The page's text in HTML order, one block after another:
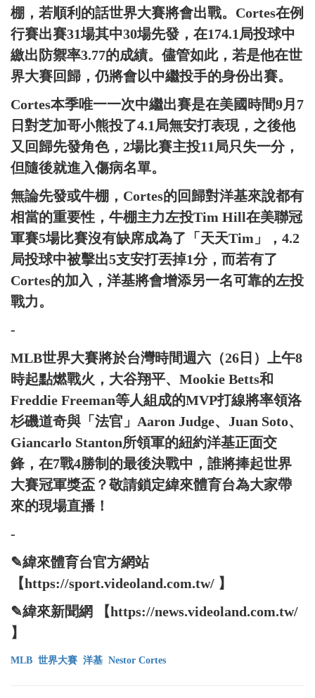
棚，若順利的話世界大賽將會出戰。Cortes在例
行賽出賽31場其中30場先發，在174.1局投球中
繳出防禦率3.77的成績。儘管如此，若是他在世
界大賽回歸，仍將會以中繼投手的身份出賽。
Cortes本季唯一一次中繼出賽是在美國時間9月7
日對芝加哥小熊投了4.1局無安打表現，之後他
又回歸先發角色，2場比賽主投11局只失一分，
但隨後就進入傷病名單。
無論先發或牛棚，Cortes的回歸對洋基來說都有
相當的重要性，牛棚主力左投Tim Hill在美聯冠
軍賽5場比賽沒有缺席成為了「天天Tim」，4.2
局投球中被擊出5支安打丟掉1分，而若有了
Cortes的加入，洋基將會增添另一名可靠的左投
戰力。
-
MLB世界大賽將於台灣時間週六（26日）上午8
時起點燃戰火，大谷翔平、Mookie Betts和
Freddie Freeman等人組成的MVP打線將率領洛
杉磯道奇與「法官」Aaron Judge、Juan Soto、
Giancarlo Stanton所領軍的紐約洋基正面交
鋒，在7戰4勝制的最後決戰中，誰將捧起世界
大賽冠軍獎盃？敬請鎖定緯來體育台為大家帶
來的現場直播！
-
✎緯來體育台官方網站
【https://sport.videoland.com.tw/ 】
✎緯來新聞網 【https://news.videoland.com.tw/
】
MLB 世界大賽 洋基 Nestor Cortes